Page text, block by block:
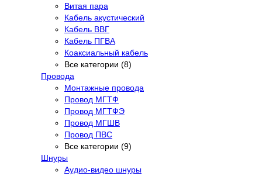
Витая пара
Кабель акустический
Кабель ВВГ
Кабель ПГВА
Коаксиальный кабель
Все категории (8)
Провода
Монтажные провода
Провод МГТФ
Провод МГТФЭ
Провод МГШВ
Провод ПВС
Все категории (9)
Шнуры
Аудио-видео шнуры